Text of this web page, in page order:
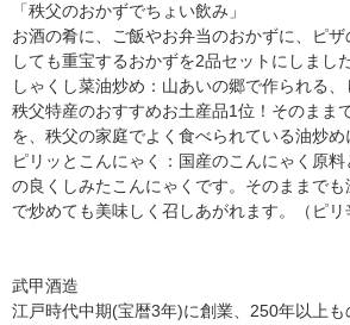
「秩父のおかずでちょい飲み」
お酒の肴に、ご飯やお弁当のおかずに、ピザ
しても重宝するおかずを2品セットにしました
しゃくし菜油炒め：山あいの郷で作られる、
秩父特産のおすすめお土産品1位！そのまま
を、秩父の家庭でよく食べられている油炒め
ピリッとこんにゃく：国産のこんにゃく原
の良くしみたこんにゃくです。そのままで
で炒めても美味しく召しあがれます。（ピリ
武甲酒造
江戸時代中期(宝暦3年)に創業、250年以上